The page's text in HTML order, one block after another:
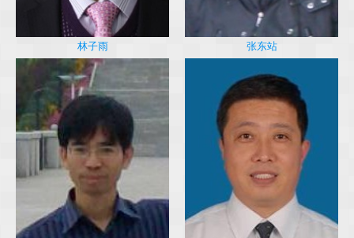
林子雨 张东站